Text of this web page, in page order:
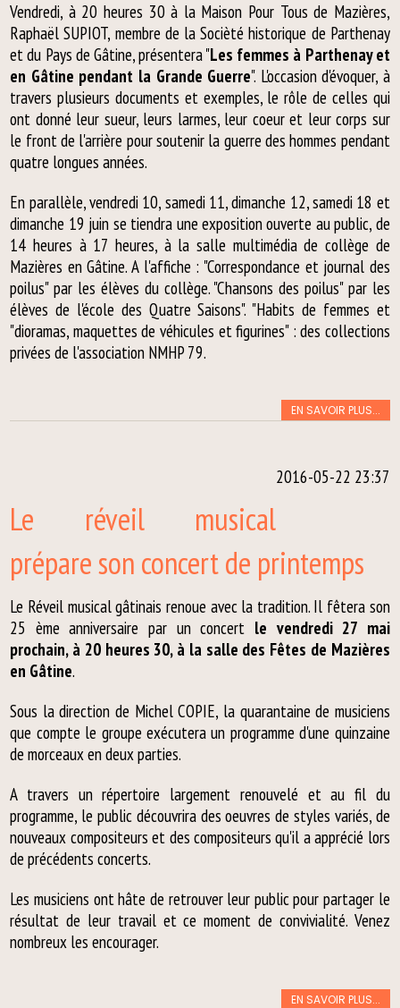
Vendredi, à 20 heures 30 à la Maison Pour Tous de Mazières,
Raphaël SUPIOT, membre de la Socièté historique de Parthenay
et du Pays de Gâtine, présentera "Les femmes à Parthenay et
en Gâtine pendant la Grande Guerre". L'occasion d'évoquer, à
travers plusieurs documents et exemples, le rôle de celles qui
ont donné leur sueur, leurs larmes, leur coeur et leur corps sur
le front de l'arrière pour soutenir la guerre des hommes pendant
quatre longues années.
En parallèle, vendredi 10, samedi 11, dimanche 12, samedi 18 et
dimanche 19 juin se tiendra une exposition ouverte au public, de
14 heures à 17 heures, à la salle multimédia de collège de
Mazières en Gâtine. A l'affiche : "Correspondance et journal des
poilus" par les élèves du collège. "Chansons des poilus" par les
élèves de l'école des Quatre Saisons". "Habits de femmes et
"dioramas, maquettes de véhicules et figurines" : des collections
privées de l'association NMHP 79.
EN SAVOIR PLUS...
2016-05-22 23:37
Le réveil musical
prépare son concert de printemps
Le Réveil musical gâtinais renoue avec la tradition. Il fêtera son
25 ème anniversaire par un concert le vendredi 27 mai
prochain, à 20 heures 30, à la salle des Fêtes de Mazières
en Gâtine.
Sous la direction de Michel COPIE, la quarantaine de musiciens
que compte le groupe exécutera un programme d'une quinzaine
de morceaux en deux parties.
A travers un répertoire largement renouvelé et au fil du
programme, le public découvrira des oeuvres de styles variés, de
nouveaux compositeurs et des compositeurs qu'il a apprécié lors
de précédents concerts.
Les musiciens ont hâte de retrouver leur public pour partager le
résultat de leur travail et ce moment de convivialité. Venez
nombreux les encourager.
EN SAVOIR PLUS...